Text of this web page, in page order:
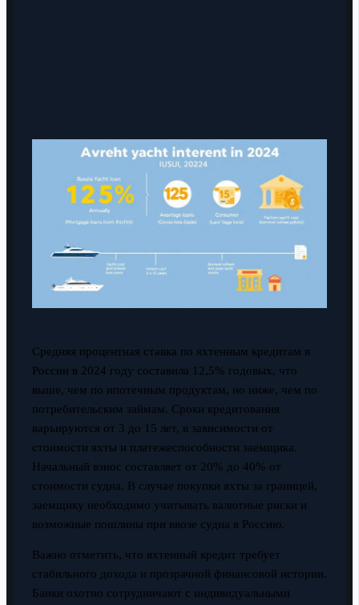
Средняя процентная ставка по яхтенным кредитам в
России в 2024 году составила 12,5% годовых, что
выше, чем по ипотечным продуктам, но ниже, чем по
потребительским займам. Сроки кредитования
варьируются от 3 до 15 лет, в зависимости от
стоимости яхты и платежеспособности заемщика.
Начальный взнос составляет от 20% до 40% от
стоимости судна. В случае покупки яхты за границей,
заемщику необходимо учитывать валютные риски и
возможные пошлины при ввозе судна в Россию.
Важно отметить, что яхтенный кредит требует
стабильного дохода и прозрачной финансовой истории.
Банки охотно сотрудничают с индивидуальными